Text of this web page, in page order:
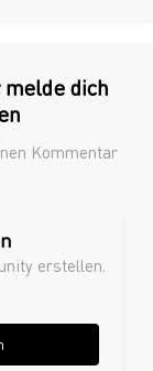
dich
Kommentar
erstellen.